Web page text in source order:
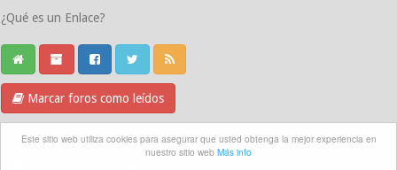
Este sitio web utiliza cookies para asegurar que usted obtenga la mejor experiencia en
nuestro sitio web Más info
¿Qué es un Enlace?
Marcar foros como leídos
Grupo Telegram